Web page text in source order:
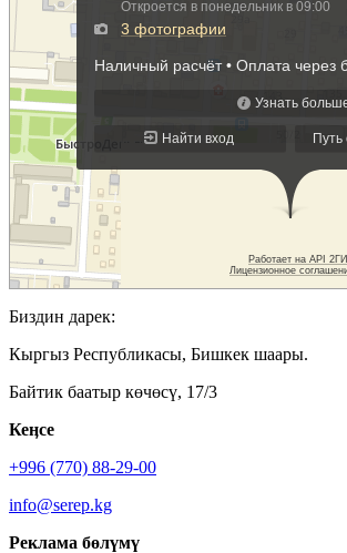
Биздин дарек:
Кыргыз Республикасы, Бишкек шаары.
Байтик баатыр көчөсү, 17/3
Кеӊсе
+996 (770) 88-29-00
info@serep.kg
Реклама бөлүмү